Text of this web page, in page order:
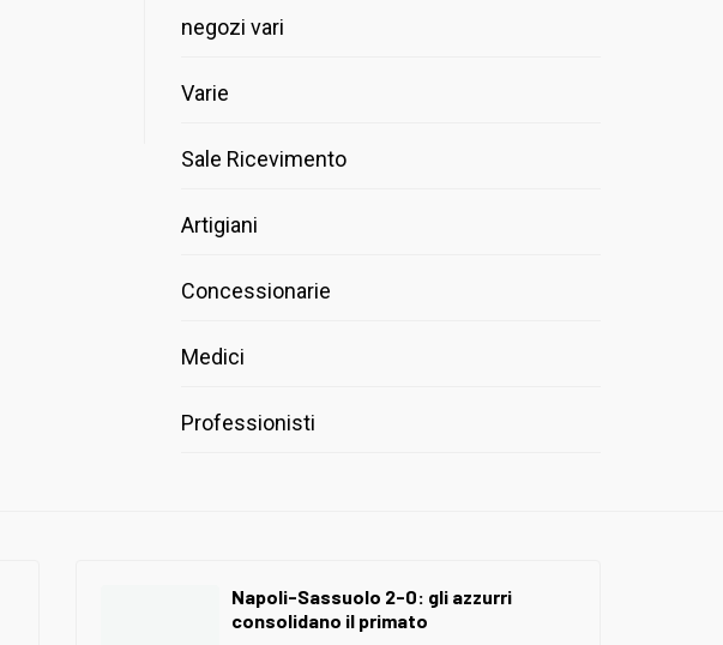
negozi vari
Varie
Sale Ricevimento
Artigiani
Concessionarie
Medici
Professionisti
Napoli-Sassuolo 2-0: gli azzurri
consolidano il primato